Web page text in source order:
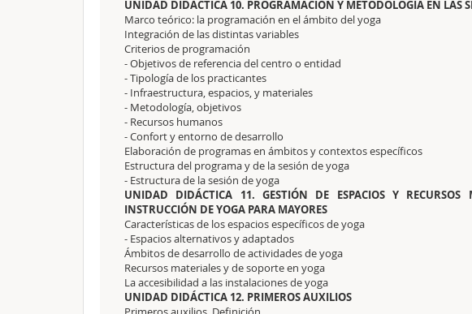
UNIDAD DIDÁCTICA 10. PROGRAMACIÓN Y METODOLOGÍA EN LAS
Marco teórico: la programación en el ámbito del yoga
Integración de las distintas variables
Criterios de programación
- Objetivos de referencia del centro o entidad
- Tipología de los practicantes
- Infraestructura, espacios, y materiales
- Metodología, objetivos
- Recursos humanos
- Confort y entorno de desarrollo
Elaboración de programas en ámbitos y contextos específicos
Estructura del programa y de la sesión de yoga
- Estructura de la sesión de yoga
UNIDAD DIDÁCTICA 11. GESTIÓN DE ESPACIOS Y RECURSOS
INSTRUCCIÓN DE YOGA PARA MAYORES
Características de los espacios específicos de yoga
- Espacios alternativos y adaptados
Ámbitos de desarrollo de actividades de yoga
Recursos materiales y de soporte en yoga
La accesibilidad a las instalaciones de yoga
UNIDAD DIDÁCTICA 12. PRIMEROS AUXILIOS